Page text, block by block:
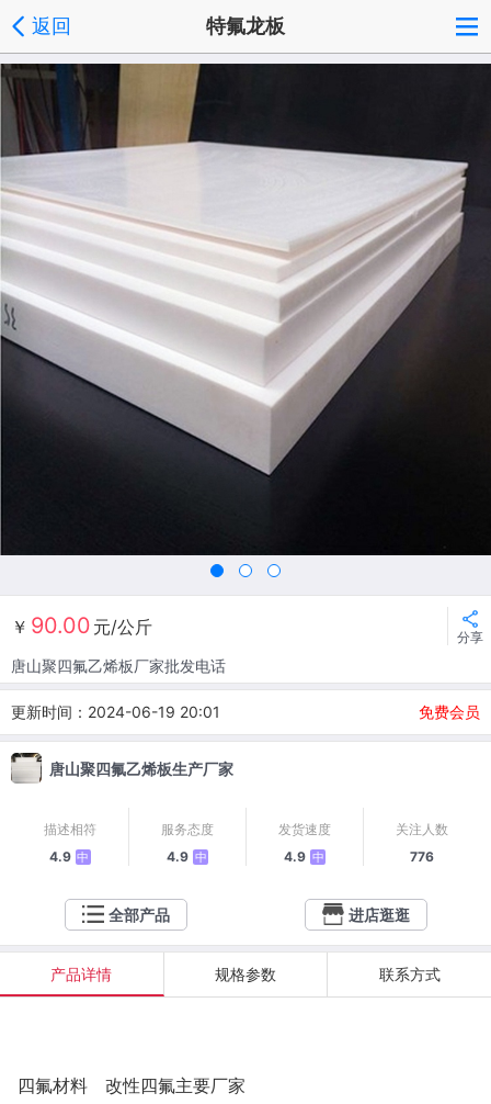
返回 特氟龙板
￥ 90.00 元/公斤 分享
唐山聚四氟乙烯板厂家批发电话
更新时间：2024-06-19 20:01 免费会员
唐山聚四氟乙烯板生产厂家
描述相符
4.9 中
服务态度
4.9 中
发货速度
4.9 中
关注人数
776
全部产品 进店逛逛
产品详情 规格参数 联系方式
四氟材料
改性四氟主要厂家